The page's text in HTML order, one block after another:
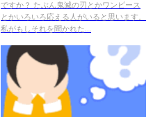
ですか？ たぶん鬼滅の刃とかワンピース
とかいろいろ応える人がいると思います。
私がもしそれを聞かれた...